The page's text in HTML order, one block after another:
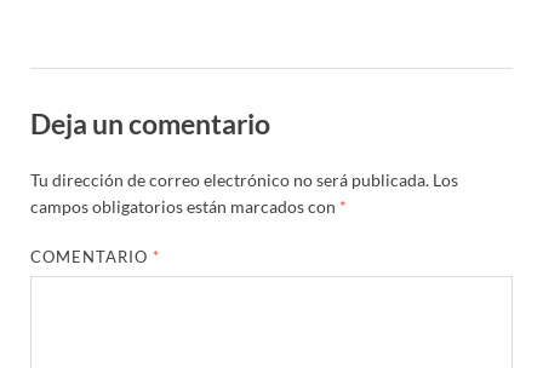
Deja un comentario
Tu dirección de correo electrónico no será publicada. Los
campos obligatorios están marcados con *
COMENTARIO *